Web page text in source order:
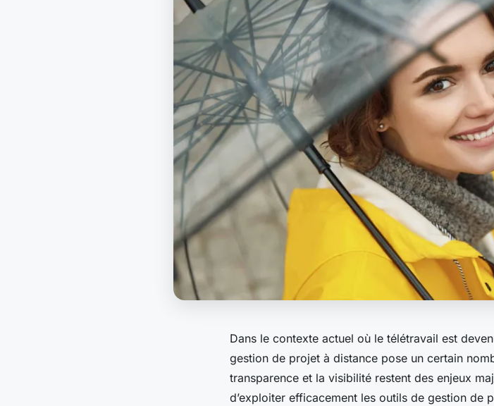
Dans le contexte actuel où le télétravail est
gestion de projet à distance pose un certain
transparence et la visibilité restent des enjeux
d’exploiter efficacement les outils de gestion de